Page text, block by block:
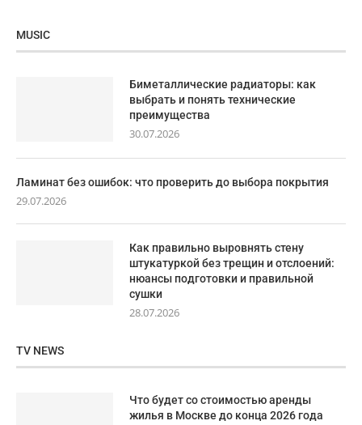
MUSIC
Биметаллические радиаторы: как
выбрать и понять технические
преимущества
30.07.2026
Ламинат без ошибок: что проверить до выбора покрытия
29.07.2026
Как правильно выровнять стену
штукатуркой без трещин и отслоений:
нюансы подготовки и правильной
сушки
28.07.2026
TV NEWS
Что будет со стоимостью аренды
жилья в Москве до конца 2026 года